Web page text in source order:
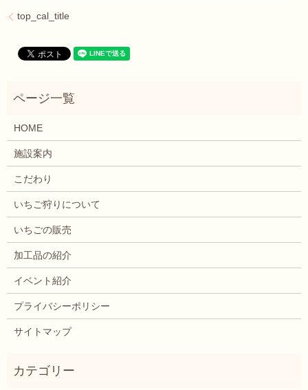
top_cal_title
HOME
施設案内
こだわり
いちご狩りについて
いちごの販売
加工品の紹介
イベント紹介
プライバシーポリシー
サイトマップ